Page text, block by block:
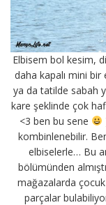
Elbisem bol kesim,
daha kapalı mini
ya da tatilde sabah
kare şeklinde çok
<3 ben bu sene
kombinlenebilir.
elbiselerle… Bu
bölümünden
mağazalarda
parçalar